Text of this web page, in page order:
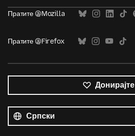
Пратите @Mozilla
Пратите @Firefox
Донирајте
језици
Језик